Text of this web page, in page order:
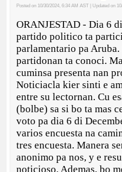
Posted on 10/30/2024, 6:34 AM AST | Updated on
ORANJESTAD - Dia 6
partido politico ta
parlamentario pa
partidonan ta conoci.
cuminsa presenta nan
Noticiacla kier sinti e
entre su lectornan. Cu
(bolbe) sa si bo ta mas
voto pa dia 6 di
varios encuesta na
tres encuesta. Manera
anonimo pa nos, y e
noticioso. Ademas, bo